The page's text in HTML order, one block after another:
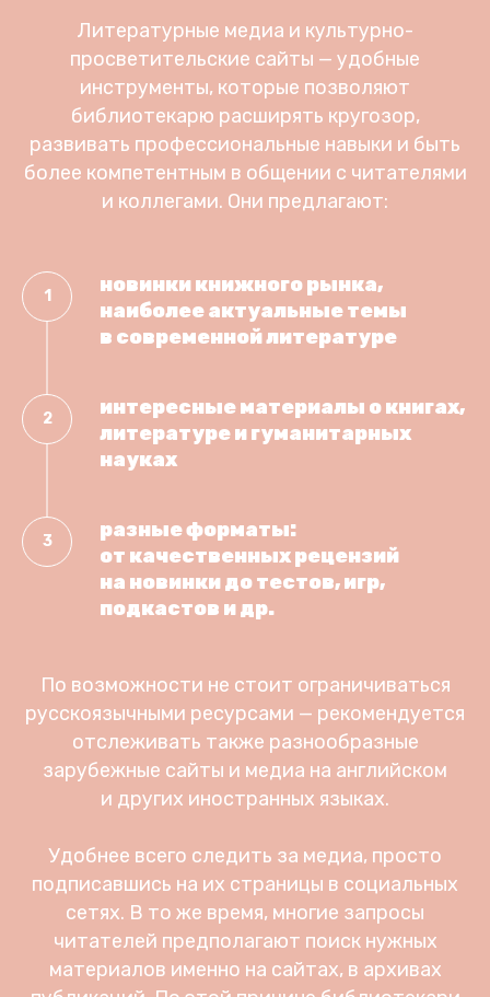
Литературные медиа и культурно-
просветительские сайты — удобные
инструменты, которые позволяют
библиотекарю расширять кругозор,
развивать профессиональные навыки и быть
более компетентным в общении с читателями
и коллегами. Они предлагают:
новинки книжного рынка,
наиболее актуальные темы
в современной литературе
интересные материалы о книгах,
литературе и гуманитарных
науках
разные форматы:
от качественных рецензий
на новинки до тестов, игр,
подкастов и др.
По возможности не стоит ограничиваться
русскоязычными ресурсами — рекомендуется
отслеживать также разнообразные
зарубежные сайты и медиа на английском
и других иностранных языках.
Удобнее всего следить за медиа, просто
подписавшись на их страницы в социальных
сетях. В то же время, многие запросы
читателей предполагают поиск нужных
материалов именно на сайтах, в архивах